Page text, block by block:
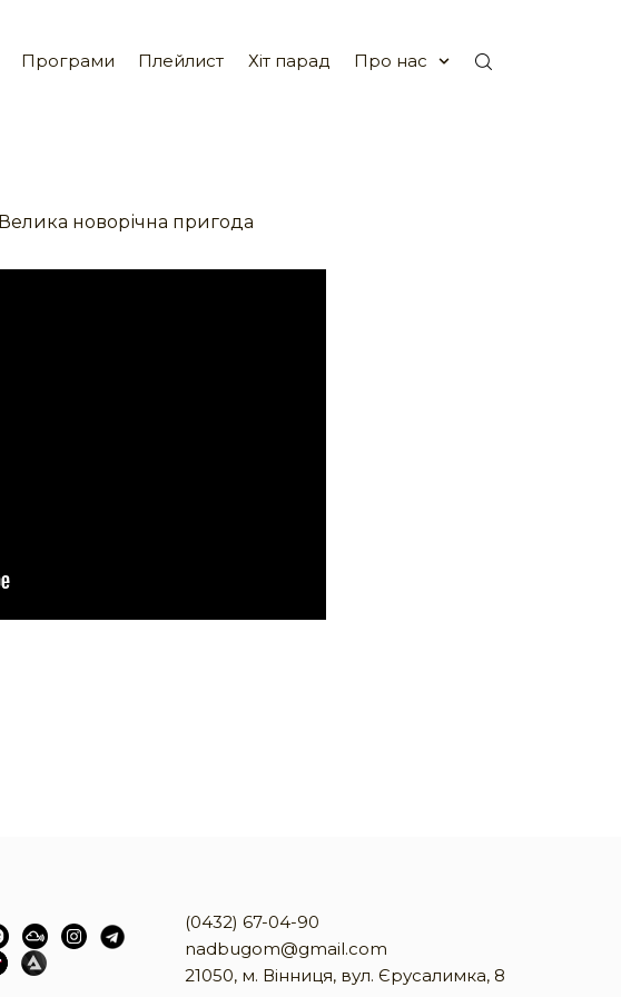
Програми Плейлист Хіт парад Про нас
Велика новорічна пригода
(0432) 67-04-90
nadbugom@gmail.com
21050, м. Вінниця, вул. Єрусалимка, 8